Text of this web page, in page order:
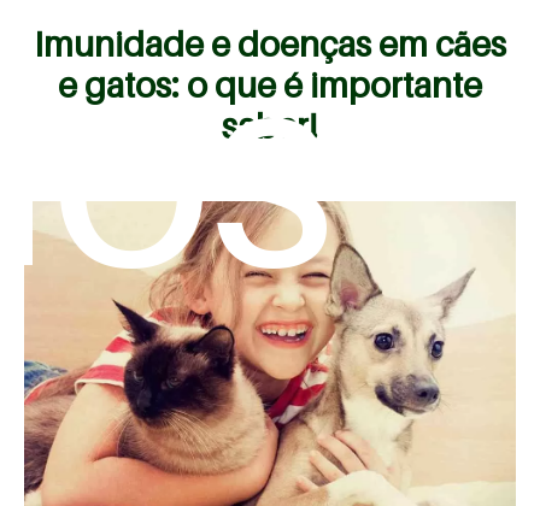
Imunidade e doenças em cães
e gatos: o que é importante
saber!